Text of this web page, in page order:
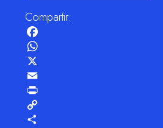
Compartir:
Facebook
WhatsApp
X
Email
Print
Copy